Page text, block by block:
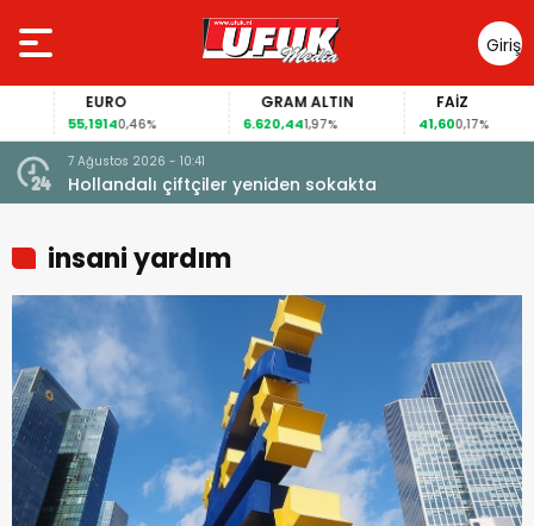
Giriş
Yap
EURO
55,19140,46%
GRAM ALTIN
6.620,441,97%
FAİZ
41,600,17%
şoke
7 Ağustos 2026 - 10:41
Hollandalı çiftçiler yeniden sokakta
insani yardım